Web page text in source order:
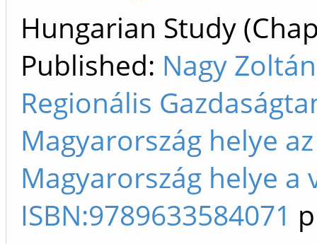
Hungarian Study
Published: Nagy
Regionális
Magyarország helye
Magyarország helye a
ISBN:9789633584071